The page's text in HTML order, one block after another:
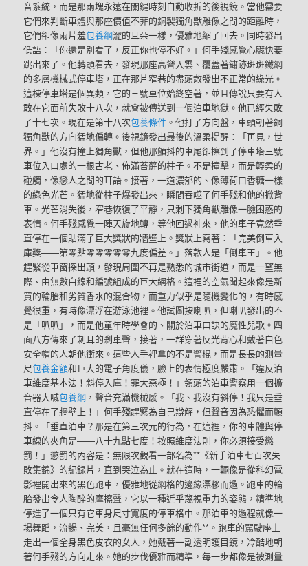
音系統，而是那兩塊永遠在關鍵時刻自動收折的後視鏡。當他需要
它們來判斷車體與那座價值不菲的銅製獨角獸雕像之間的距離時，
它們卻像兩片羞包養網澀的耳朵一樣，優雅地縮了回去。同時發出
低語：「你還是別看了，反正你也停不好。」何手殘感覺心臟快要
跳出來了。他轉頭看去，發現那座高聳入雲、覆蓋著鏽跡斑斑鐵網
的多層機械式停車塔，正在那片窄巷的盡頭散發出不正常的綠光。
這棟停車塔是個異類，它的三號車位始終空著，並且傳說只要有人
敢在它面前失敗十八次，就會被傳送到一個泊車地獄。他已經失敗
了十七次。現在是第十八次包養條件 。他打了方向盤，車頭朝著銅
獨角獸的方向猛地偏轉。後視鏡發出最後的溫柔提醒：「再見，世
界。」他沒有撞上獨角獸，但他那顫抖的車尾卻擦到了停車塔三號
車位入口處的一根古老、佈滿苔蘚的柱子。不是撞擊，而是輕柔的
碰觸，像戀人之間的耳語。接著，一道濃郁的、像薄荷口香糖一樣
的綠色光芒。猛地從柱子爆發出來，瞬間吞噬了何手殘和他的掀背
車。光芒消失後，窄巷恢復了平靜，只剩下獨角獸雕像一臉困惑的
表情。何手殘感覺一陣天旋地轉，等他回過神來，他的車子竟然垂
直停在一個貼滿了巨大獎狀的牆壁上。獎狀上寫著：「完美倒車入
庫獎——第零點零零零零零九度偏差。」落款人是「倒車王」。他
趕緊從車窗探出頭，發現周圍不再是熟悉的城市街道，而是一望無
際、由無數白線和編號組成的巨大網格。這裡的空氣聞起來像是新
買的輪胎和劣質香水的混合物，而重力似乎是隨機變化的，有時感
覺很重，有時像漂浮在游泳池裡。他試圖按喇叭，但喇叭發出的不
是「叭叭」，而是他童年時學會的、關於泊車口訣的魔性兒歌。四
面八方傳來了刺耳的剎車聲，接著，一群穿著反光背心和戴著白色
安全帽的人朝他衝來。這些人手裡拿的不是警棍，而是長長的測量
尺包養金額和巨大的電子角度儀，臉上的表情極度嚴肅。「違反泊
車維度基本法！斜停入庫！罪大惡極！」領頭的泊車警察用一個擴
音器大喊包養網 ，聲音充滿機械感。「我、我沒有斜停！我只是垂
直停在了牆壁上！」何手殘趕緊為自己辯解，但聲音因為恐懼而顫
抖。「垂直泊車？那是在第三次元的行為，在這裡，你的車體與停
車線的夾角是——八十九點七度！按照維度法則，你必須接受懲
罰！」懲罰的內容是：無限次觀看一部名為**《新手泊車七百次失
敗集錦》的紀錄片，直到哭泣為止。就在這時，一輛像是從科幻電
影裡開出來的黑色跑車，優雅地從網格的邊緣漂移而過。跑車的輪
胎發出令人陶醉的摩擦聲，它以一種近乎蔑視重力的姿態，精準地
停進了一個只有它車身尺寸寬度的停車格中。那泊車的過程就像一
場舞蹈，流暢、完美，且毫無任何多餘的動作**。跑車的駕駛座上
走出一個全身黑色皮衣的女人，她戴著一副透明護目鏡，冷酷地朝
著何手殘的方向走來。她的步伐優雅而精準，每一步都像是被測量